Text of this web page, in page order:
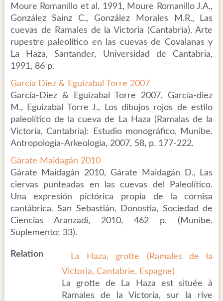
Moure Romanillo et al. 1991, Moure Romanillo J.A.,
González Sainz C., González Morales M.R., Las
cuevas de Ramales de la Victoria (Cantabria). Arte
rupestre paleolítico en las cuevas de Covalanas y
La Haza, Santander, Universidad de Cantabria,
1991, 86 p.
García Diez & Eguizabal Torre 2007
García-Diez & Eguizabal Torre 2007, García-diez
M., Eguizabal Torre J., Los dibujos rojos de estilo
paleolítico de la cueva de La Haza (Ramalas de la
Victoria, Cantabria): Estudio monográfico, Munibe.
Antropologia-Arkeologia, 2007, 58, p. 177-222.
Gárate Maidagán 2010
Gárate Maidagán 2010, Gárate Maidagán D., Las
ciervas punteadas en las cuevas del Paleolítico.
Una expresión pictórica propia de la cornisa
cantábrica. San Sebastián, Donostia, Sociedad de
Ciencias Aranzadi, 2010, 462 p. (Munibe.
Suplemento; 33).
Relation
La Haza, grotte (Ramales de la
Victoria, Cantabrie, Espagne)
La grotte de La Haza est située à
Ramales de la Victoria, sur la rive